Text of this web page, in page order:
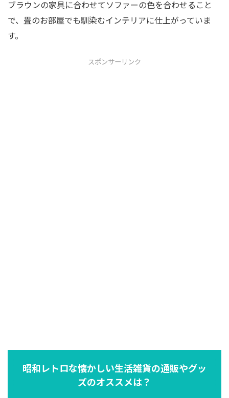
ブラウンの家具に合わせてソファーの色を合わせること
で、畳のお部屋でも馴染むインテリアに仕上がっていま
す。
スポンサーリンク
昭和レトロな懐かしい生活雑貨の通販やグッ
ズのオススメは？